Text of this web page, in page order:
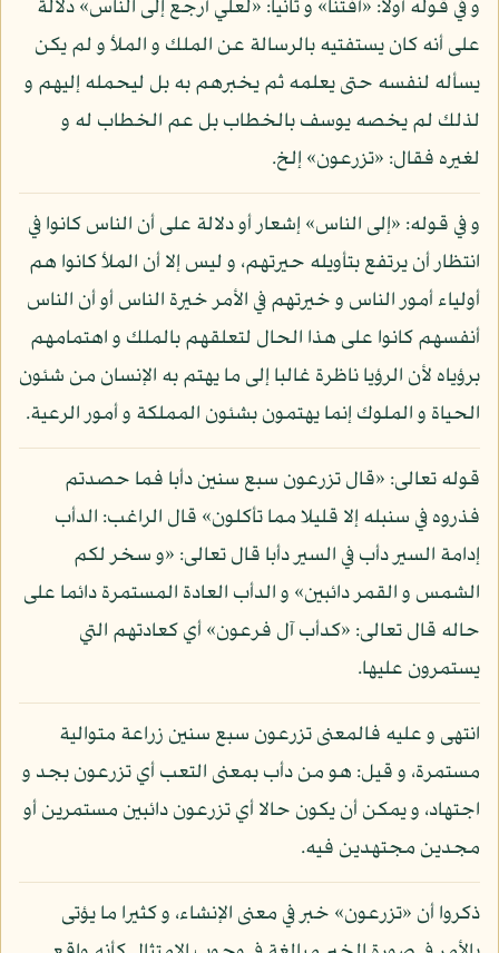
و في قوله أولا: «أفتنا» و ثانيا: «لعلي أرجع إلى الناس» دلالة
على أنه كان يستفتيه بالرسالة عن الملك و الملأ و لم يكن
يسأله لنفسه حتى يعلمه ثم يخبرهم به بل ليحمله إليهم و
لذلك لم يخصه يوسف بالخطاب بل عم الخطاب له و
لغيره فقال: «تزرعون» إلخ.
و في قوله: «إلى الناس» إشعار أو دلالة على أن الناس كانوا في
انتظار أن يرتفع بتأويله حيرتهم، و ليس إلا أن الملأ كانوا هم
أولياء أمور الناس و خيرتهم في الأمر خيرة الناس أو أن الناس
أنفسهم كانوا على هذا الحال لتعلقهم بالملك و اهتمامهم
برؤياه لأن الرؤيا ناظرة غالبا إلى ما يهتم به الإنسان من شئون
الحياة و الملوك إنما يهتمون بشئون المملكة و أمور الرعية.
قوله تعالى: «قال تزرعون سبع سنين دأبا فما حصدتم
فذروه في سنبله إلا قليلا مما تأكلون» قال الراغب: الدأب
إدامة السير دأب في السير دأبا قال تعالى: «و سخر لكم
الشمس و القمر دائبين» و الدأب العادة المستمرة دائما على
حاله قال تعالى: «كدأب آل فرعون» أي كعادتهم التي
يستمرون عليها.
انتهى و عليه فالمعنى تزرعون سبع سنين زراعة متوالية
مستمرة، و قيل: هو من دأب بمعنى التعب أي تزرعون بجد و
اجتهاد، و يمكن أن يكون حالا أي تزرعون دائبين مستمرين أو
مجدين مجتهدين فيه.
ذكروا أن «تزرعون» خبر في معنى الإنشاء، و كثيرا ما يؤتى